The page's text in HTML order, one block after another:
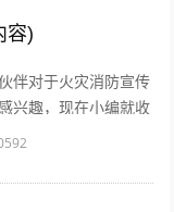
容)
伴对于火灾消防宣传
兴趣，现在小编就收
传内容相关的信息来